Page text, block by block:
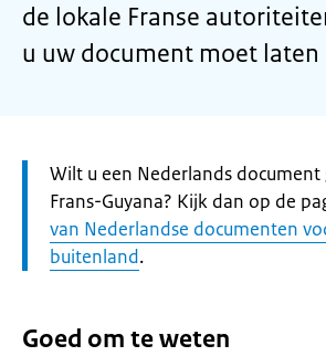
de lokale Franse
u uw document moet laten
Let
op:
Wilt u een Nederlands
Frans-Guyana? Kijk dan op de
van Nederlandse documenten
buitenland.
Goed om te weten